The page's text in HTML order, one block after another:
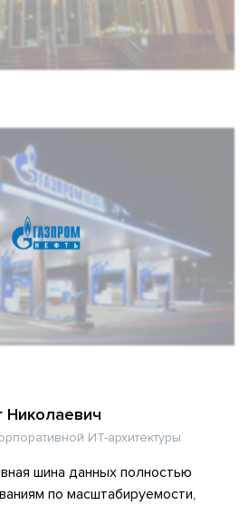
ИТ-архитектуры
шина данных полностью
по масштабируемости,